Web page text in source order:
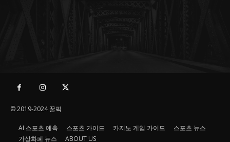
© 2019-2024 꿀픽
AI 스포츠 예측 스포츠 가이드 카지노 게임 가이드
스포츠 뉴스
가상화폐 뉴스
ABOUT US